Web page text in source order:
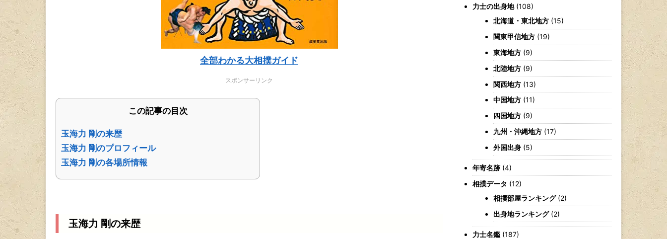
全部わかる大相撲ガイド
スポンサーリンク
この記事の目次
玉海力 剛の来歴
玉海力 剛のプロフィール
玉海力 剛の各場所情報
玉海力 剛の来歴
力士の出身地(108)
北海道・東北地方 (15)
関東甲信地方 (19)
東海地方 (9)
北陸地方 (9)
関西地方 (13)
中国地方 (11)
四国地方 (9)
九州・沖縄地方 (17)
外国出身 (5)
年寄名跡(4)
相撲データ (12)
相撲部屋ランキング(2)
出身地ランキング(2)
力士名鑑 (187)